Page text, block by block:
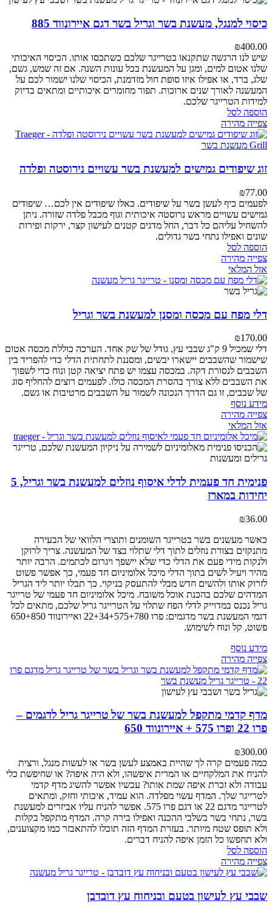
כיסוי למנגל, מעשנת בשר וגריל בשר דגם איירונווד 885
₪400.00
שיש לנו הרגשה שתקנאו בטרייגר שלכם כשתכסו אותו. הכיסוי האיכותי
שלנו אטום למים, ומגן על המעשנת בכל עונות השנה. אם זה שמש, גשם,
שלג, ברד, או אפילו איזו סופת חול מזדמנת, הכיסוי שלנו ישמור לכם על
המעשנה לאורך שנים ארוכות. תפור מחומרים איכותיים ומתאים בדיוק
למידות הטרייגר שלכם.
הוספה לסל
צפייה מהירה
זוג שיפודים גמישים למעשנת בשר עשויים נירוסטה ופלדה
₪77.00
לפעמים כיף לעשן בשר על שיפודים. כאלו שיפודים אין לכם… שיפודים
גמישים עשויים מראש נרוסטה איכותית וגוף מכבל פלדה שזורה. ניתן
להשחיל עליהם כל דבר, החל מדגים קטנים לעישון קצר, ירקות ופירות
שונים ואפילו נתחי בשר גדולים.
הוספה לסל
צפייה מהירה
אזל המלאי
דלי מפח עם מכסה ומסנן למעשנת בשר וגריל
₪170.00
דלי שמכיל 9 ק"ג שבבי עץ, גודל של שק אחד.
הערכה כוללת מכסה אטום
שישמור שהשבבים יישארו יבשים, ומסננת לתחתית הדלי כדי להפריד בין
השבבים לנסורת דקה. במכסה עצמו יש פתח יציאה קטן ונוח כדי לשפוך
את השבבים ללא צורך בהסרת המכסה כולו. לפעמים רוצים להחליף סוג
של שבבים, זו גם הדרך הנכונה לשמור על השבבים מרטיבות או גשם.
מידע נוסף
צפייה מהירה
אזל המלאי
פנימית חד פעמית לדלי איסוף נוזלים למעשנת בשר וגריל, 5
יחידות במארז
₪36.00
כאשר מעשנים בשר בטרייגר השומנים ותוצרי הלוואי של הבעירה
מתנקזים בצורת נוזלים לתוך דלי שתלוי בצד של המעשנה. צריך לרוקן
ולנקות מידי פעם את הדלי כדי שלא יישפך ויגרום לכתמים. הרבה יותר
מהיר ויעיל לשים בתוך הדלי מיכל אלומיניום חד פעמי, כך אפשר פשוט
לזרוק אותו ולהשים חדש מבלי להתעסק בניקוי. כך תבלו יותר ליד הגריל
המדהים שלכם בהכנת אוכל משובח. מיכל אלומיניום חד פעמי של טרייגר
גריל נכנס במדוייק לדלי הפח שתלוי על הטרייגר גריל שלכם, מתאים לכל
דגמי המעשנת בשר מדגמים: פרו 22+34+575+780 ואיירונווד 650+850
פשוט, קל ונוח לשימוש.
מידע נוסף
צפייה מהירה
מדף קדמי מתקפל למעשנת בשר של טרייגר גריל לדגמים –
פרו 22 ופרו 575 + איירונווד 650
₪300.00
כמה פעמים קרה לך שהיית באמצע לעשן בשר או לעשות מנגל, ורצית
להניח את המלקחיים או המרית איפשהו, ולא היה איפה? או שחיפשת כלי
עבודה ולא זכרת איפה שמת אותו? עכשיו אפשר להשיג מדף קדמי
לטרייגר שלך. המדף עשוי מפלדה. הוא עמיד, איכותי וחזק, ומתאים
לטרייגר מדגם 22 או דגם פרו 575. אפשר להניח עליו אביזרים למעשנת
בשר, נתחי בשר בשלבי ההכנה ואפילו בירה קרה. המדף מתקפל בקלות
ולא תופס שטח מיותר. בעזרת המדף הזה תוכלו להתאבזר כמו מקצוענים,
ולא תחפשו כל הזמן איפה להניח דברים.
הוספה לסל
צפייה מהירה
שבבי עץ לעישון בטעם ובניחוח עץ דובדבן